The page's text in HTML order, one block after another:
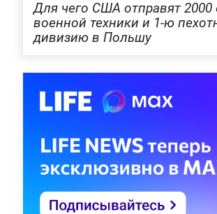
Для чего США отправят 2000
военной техники и 1-ю
дивизию в Польшу